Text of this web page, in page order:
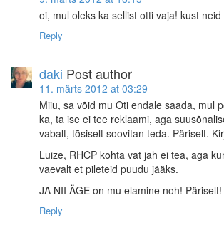
oi, mul oleks ka sellist otti vaja! kust
Reply
daki Post author
11. märts 2012 at 03:29
Miiu, sa võid mu Oti endale saada, mul
ka, ta ise ei tee reklaami, aga
vabalt, tõsiselt soovitan teda. Päriselt.
Luize, RHCP kohta vat jah ei tea, aga
vaevalt et pileteid puudu jääks.
JA NII ÄGE on mu elamine noh! Päriselt!
Reply